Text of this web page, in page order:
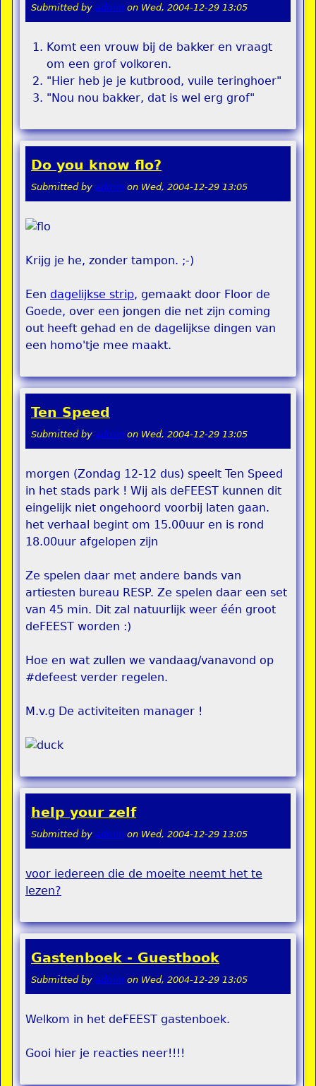
Submitted by admin on Wed, 2004-12-29 13:05
Komt een vrouw bij de bakker en vraagt
om een grof volkoren.
"Hier heb je je kutbrood, vuile teringhoer"
"Nou nou bakker, dat is wel erg grof"
Do you know flo?
Submitted by admin on Wed, 2004-12-29 13:05
Krijg je he, zonder tampon. ;-)
Een dagelijkse strip, gemaakt door Floor de
Goede, over een jongen die net zijn coming
out heeft gehad en de dagelijkse dingen van
een homo'tje mee maakt.
Ten Speed
Submitted by admin on Wed, 2004-12-29 13:05
morgen (Zondag 12-12 dus) speelt Ten Speed
in het stads park ! Wij als deFEEST kunnen dit
eingelijk niet ongehoord voorbij laten gaan.
het verhaal begint om 15.00uur en is rond
18.00uur afgelopen zijn
Ze spelen daar met andere bands van
artiesten bureau RESP. Ze spelen daar een set
van 45 min. Dit zal natuurlijk weer één groot
deFEEST worden :)
Hoe en wat zullen we vandaag/vanavond op
#defeest verder regelen.
M.v.g De activiteiten manager !
help your zelf
Submitted by admin on Wed, 2004-12-29 13:05
voor iedereen die de moeite neemt het te
lezen?
Gastenboek - Guestbook
Submitted by admin on Wed, 2004-12-29 13:05
Welkom in het deFEEST gastenboek.
Gooi hier je reacties neer!!!!